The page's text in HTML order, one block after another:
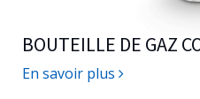
BOUTEILLE DE GAZ
En savoir plus